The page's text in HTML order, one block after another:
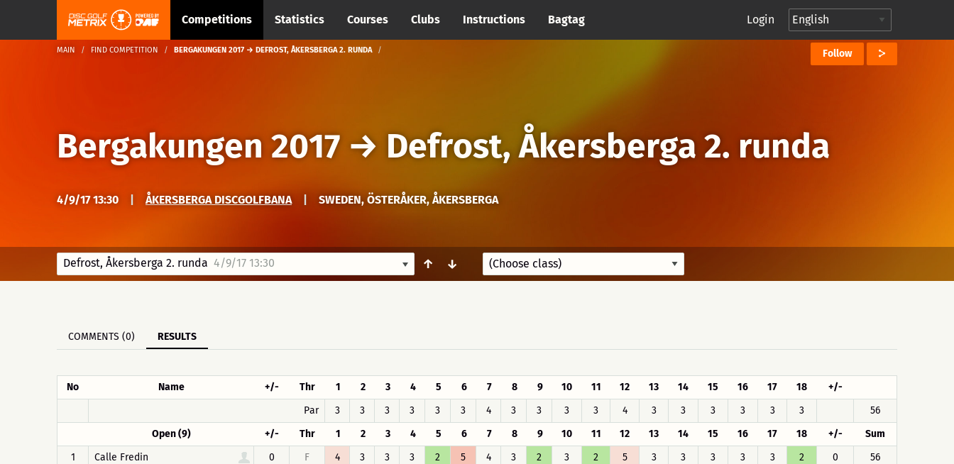
Competitions Statistics Courses Clubs Instructions Bagtag Login
MAIN FIND COMPETITION BERGAKUNGEN 2017 → DEFROST, ÅKERSBERGA 2. RUNDA Follow
Bergakungen 2017→ Defrost, Åkersberga 2. runda
4/9/17 13:30 ÅKERSBERGA DISCGOLFBANA SWEDEN, ÖSTERÅKER, ÅKERSBERGA
Defrost, Åkersberga 2. runda 4/9/17 13:30 ↑ ↓
COMMENTS (0) RESULTS
No Name +/- Thr 1 2 3 4 5 6 7 8 9 10 11 12 13 14 15 16 17 18
+/-
Par
3 3 3 3 3 3 4 3 3 3 3 4 3 3 3 3 3 3
56
Open (9)
+/- Thr 1 2 3 4 5 6 7 8 9 10 11 12 13 14 15 16 17 18 +/-
Sum
1
Calle Fredin 0 F 4 3 3 3 2 5 4 3 2 3 2 5 3 3 3 3 3 2 0
56